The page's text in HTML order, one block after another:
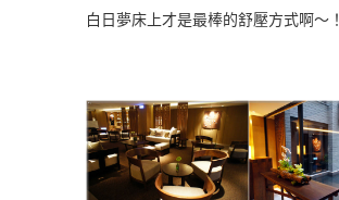
白日夢床上才是最棒的舒壓方式啊～！